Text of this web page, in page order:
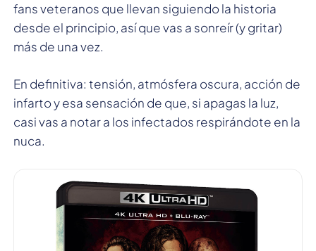
fans veteranos que llevan siguiendo la historia
desde el principio, así que vas a sonreír (y gritar)
más de una vez.
En definitiva: tensión, atmósfera oscura, acción de
infarto y esa sensación de que, si apagas la luz,
casi vas a notar a los infectados respirándote en la
nuca.